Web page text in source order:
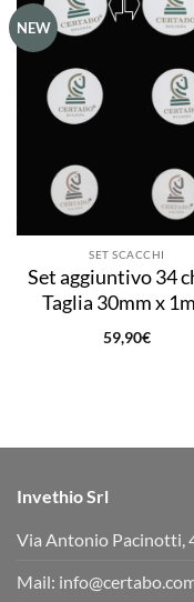
NEW
SET SCACCHI
Set aggiuntivo 34
Taglia 30mm x
59,90€
Invethio Srl
Via Antonio Pacinotti,
Mail: